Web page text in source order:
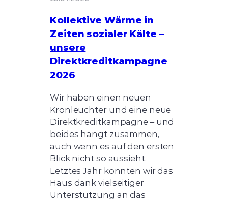
Kollektive Wärme in
Zeiten sozialer Kälte –
unsere
Direktkreditkampagne
2026
Wir haben einen neuen
Kronleuchter und eine neue
Direktkreditkampagne – und
beides hängt zusammen,
auch wenn es auf den ersten
Blick nicht so aussieht.
Letztes Jahr konnten wir das
Haus dank vielseitiger
Unterstützung an das